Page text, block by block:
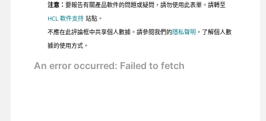
注意： 要報告有關產品軟件的問題或疑問，請勿使用此表單。請轉至
HCL 軟件支持站點。
不應在此評論框中共享個人數據。請參閱我們的隱私聲明 ，了解個人數
據的使用方式。